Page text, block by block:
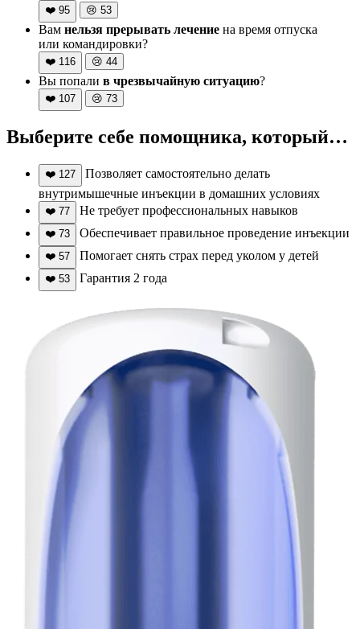
❤️ 95 😢 53
Вам нельзя прерывать лечение на время отпуска
или командировки?
❤️ 116 😢 44
Вы попали в чрезвычайную ситуацию?
❤️ 107 😢 73
Выберите себе помощника, который…
❤️ 127
Позволяет самостоятельно делать
внутримышечные инъекции в домашних условиях
❤️ 77 Не требует профессиональных навыков
❤️ 73 Обеспечивает правильное проведение инъекции
❤️ 57 Помогает снять страх перед уколом у детей
❤️ 53 Гарантия 2 года